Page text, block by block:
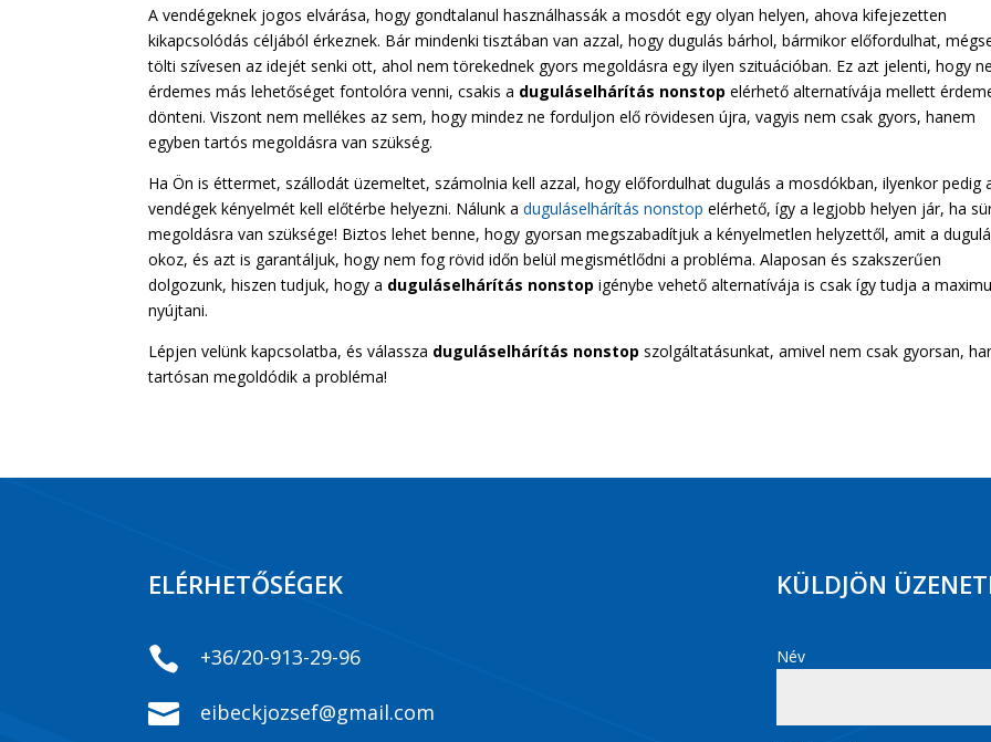
A vendégeknek jogos elvárása, hogy gondtalanul használhassák a mosdót egy olyan helyen, ahova kifejezetten
kikapcsolódás céljából érkeznek. Bár mindenki tisztában van azzal, hogy dugulás bárhol, bármikor előfordulhat,
tölti szívesen az idejét senki ott, ahol nem törekednek gyors megoldásra egy ilyen szituációban. Ez azt jelenti, hogy
érdemes más lehetőséget fontolóra venni, csakis a duguláselhárítás nonstop elérhető alternatívája mellett
dönteni. Viszont nem mellékes az sem, hogy mindez ne forduljon elő rövidesen újra, vagyis nem csak gyors, hanem
egyben tartós megoldásra van szükség.
Ha Ön is éttermet, szállodát üzemeltet, számolnia kell azzal, hogy előfordulhat dugulás a mosdókban, ilyenkor pedig
vendégek kényelmét kell előtérbe helyezni. Nálunk aduguláselhárítás nonstop elérhető, így a legjobb helyen jár, ha
megoldásra van szüksége! Biztos lehet benne, hogy gyorsan megszabadítjuk a kényelmetlen helyzettől, amit a
okoz, és azt is garantáljuk, hogy nem fog rövid időn belül megismétlődni a probléma. Alaposan és szakszerűen
dolgozunk, hiszen tudjuk, hogy a duguláselhárítás nonstop igénybe vehető alternatívája is csak így tudja a
nyújtani.
Lépjen velünk kapcsolatba, és válassza duguláselhárítás nonstop szolgáltatásunkat, amivel nem csak gyorsan,
tartósan megoldódik a probléma!
ELÉRHETŐSÉGEK
 +36/20-913-29-96
 eibeckjozsef@gmail.com
KÜLDJÖN
Név